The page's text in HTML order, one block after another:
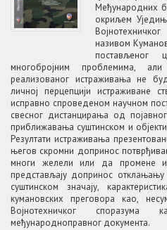
Међународних
окриљем
називом
многобројним проблемима,
реализованог истраживања не
личној перцепцији истраживане
исправно спроведеном научном
свесног дистанцирања од
приближавања суштинском и
Резултати истраживања
његов скромни допринос
многи желели или да промене
представљају допринос
суштинском значају,
кумановских преговора као,
Војнотехничког споразума
међународноправног документа.